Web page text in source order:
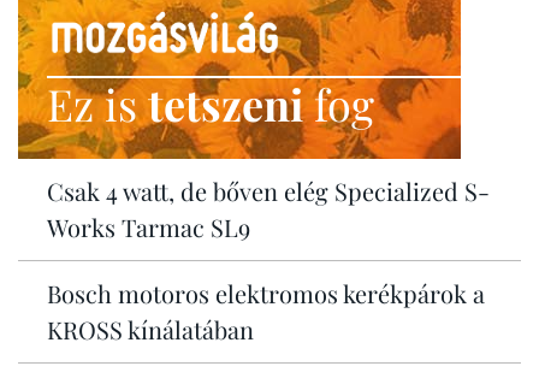
Ez istetszenifog
Csak 4 watt, de bőven elég Specialized S-
Works Tarmac SL9
Bosch motoros elektromos kerékpárok a
KROSS kínálatában